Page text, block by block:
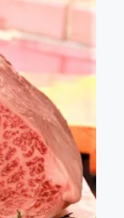
ビュー
GoodCAMPFIRE
納税machi-ya コミュニ